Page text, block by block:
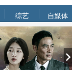
综艺 自媒体